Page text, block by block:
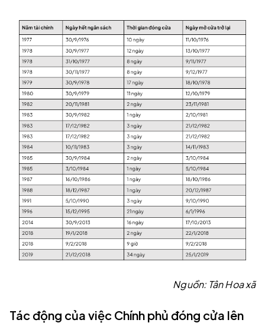
Nguồn: Tân Hoa xã
Tác động của việc Chính phủ đóng cửa lên